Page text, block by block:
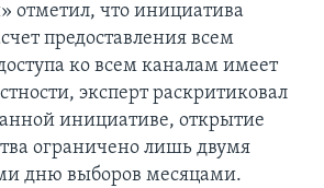
отметил, что инициатива
предоставления всем
ко всем каналам имеет
эксперт раскритиковал
инициативе, открытие
ограничено лишь двумя
дню выборов месяцами.